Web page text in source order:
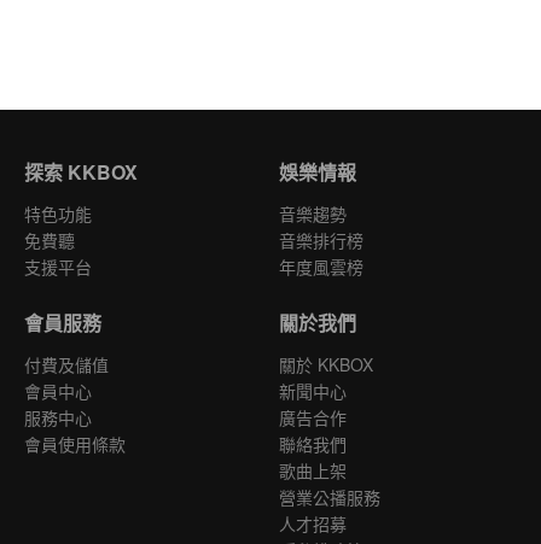
探索 KKBOX
特色功能
免費聽
支援平台
娛樂情報
音樂趨勢
音樂排行榜
年度風雲榜
會員服務
付費及儲值
會員中心
服務中心
會員使用條款
關於我們
關於 KKBOX
新聞中心
廣告合作
聯絡我們
歌曲上架
營業公播服務
人才招募